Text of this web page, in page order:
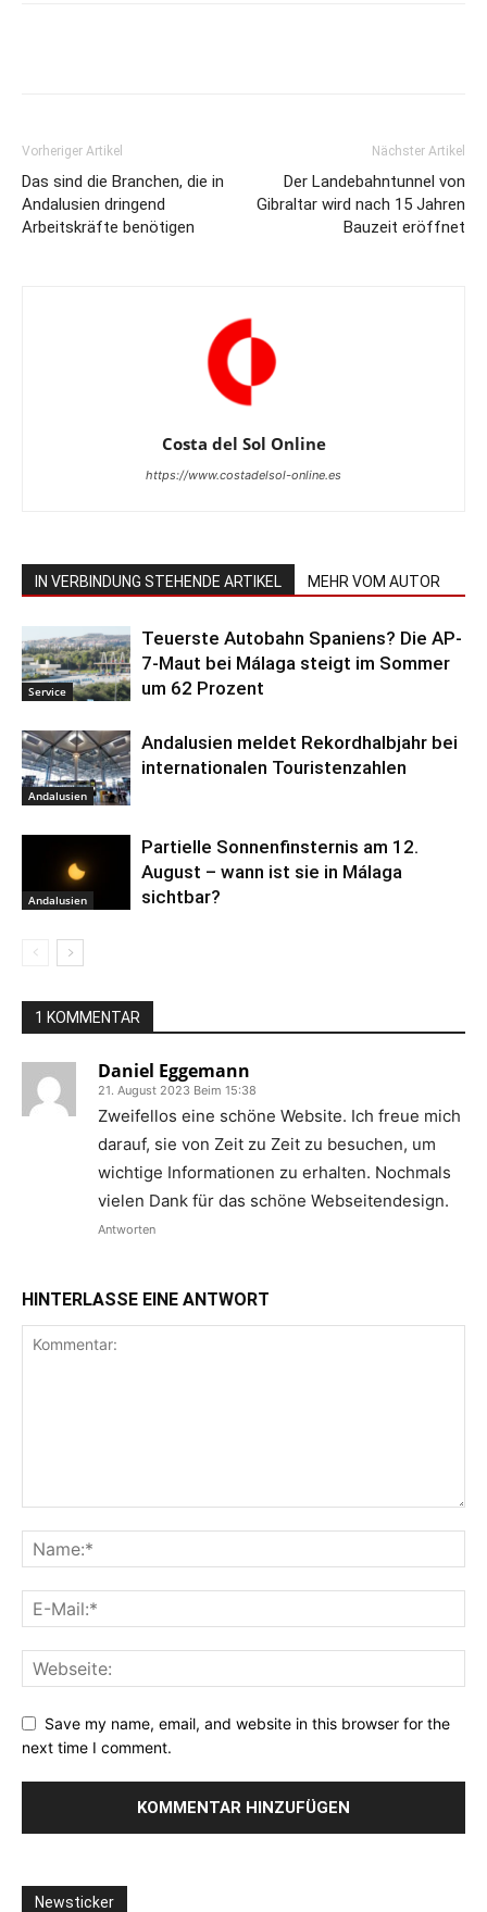
Vorheriger Artikel
Das sind die Branchen, die in
Andalusien dringend
Arbeitskräfte benötigen
Nächster Artikel
Der Landebahntunnel von
Gibraltar wird nach 15 Jahren
Bauzeit eröffnet
Costa del Sol Online
https://www.costadelsol-online.es
IN VERBINDUNG STEHENDE ARTIKEL MEHR VOM AUTOR
Service
Teuerste Autobahn Spaniens? Die AP-
7-Maut bei Málaga steigt im Sommer
um 62 Prozent
Andalusien
Andalusien meldet Rekordhalbjahr bei
internationalen Touristenzahlen
Andalusien
Partielle Sonnenfinsternis am 12.
August – wann ist sie in Málaga
sichtbar?
1 KOMMENTAR
Daniel Eggemann
21. August 2023 Beim 15:38
Zweifellos eine schöne Website. Ich freue mich
darauf, sie von Zeit zu Zeit zu besuchen, um
wichtige Informationen zu erhalten. Nochmals
vielen Dank für das schöne Webseitendesign.
Antworten
HINTERLASSE EINE ANTWORT
Save my name, email, and website in this browser for the
next time I comment.
Newsticker